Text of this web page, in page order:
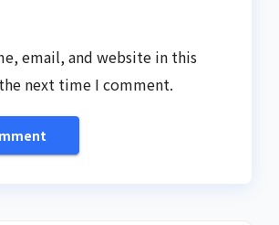
email, and website in this
next time I comment.